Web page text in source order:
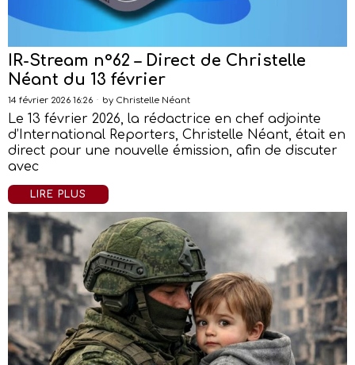
IR-Stream n°62 – Direct de Christelle
Néant du 13 février
14 février 2026 16:26 by Christelle Néant
Le 13 février 2026, la rédactrice en chef adjointe
d’International Reporters, Christelle Néant, était en
direct pour une nouvelle émission, afin de discuter
avec
LIRE PLUS